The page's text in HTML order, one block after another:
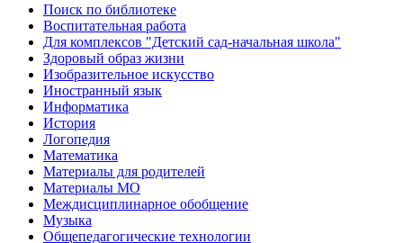
Поиск по библиотеке
Воспитательная работа
Для комплексов "Детский сад-начальная школа"
Здоровый образ жизни
Изобразительное искусство
Иностранный язык
Информатика
История
Логопедия
Математика
Материалы для родителей
Материалы МО
Междисциплинарное обобщение
Музыка
Общепедагогические технологии